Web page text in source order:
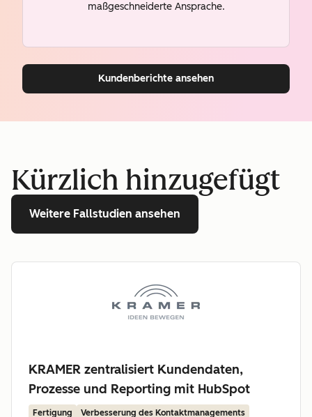
maßgeschneiderte Ansprache.
Kundenberichte ansehen
Kürzlich hinzugefügt
Weitere Fallstudien ansehen
KRAMER zentralisiert Kundendaten,
Prozesse und Reporting mit HubSpot
Fertigung
Verbesserung des Kontaktmanagements